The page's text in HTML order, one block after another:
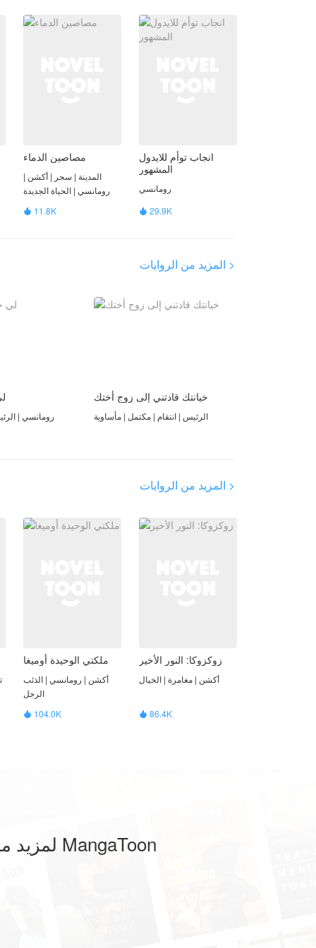
مصاصين الدماء
المدينة | سحر | أكشن |
رومانسي | الحياة الجديدة
 11.8K
انجاب توأم للايدول
المشهور
رومانسي
 29.9K
المزيد من الروايات >
رومانسي |
خيانتك قادتني إلى زوج أختك
الرئيس | انتقام | مكتمل | مأساوية
المزيد من الروايات >
ملكتي الوحيدة أوميغا
أكشن | رومانسي | الذئب
الرجل
 104.0K
زوكزوكا: النور الأخير
أكشن | مغامرة | الخيال
 86.4K
لمزيد من التشغيل واللعب ، يرجى تنزيل تطبيق MangaToon